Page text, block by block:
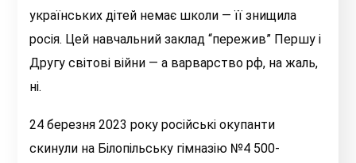
українських дітей немає школи — її знищила
росія. Цей навчальний заклад “пережив” Першу і
Другу світові війни — а варварство рф, на жаль,
ні.
24 березня 2023 року російські окупанти
скинули на Білопільську гімназію №4 500-